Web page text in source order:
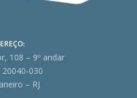
108 – 9º andar
030
– RJ